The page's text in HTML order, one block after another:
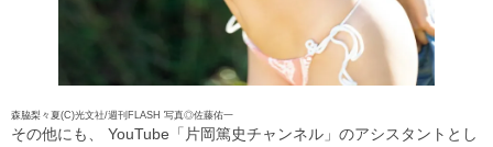
森脇梨々夏(C)光文社/週刊FLASH 写真◎佐藤佑一
その他にも、 YouTube「片岡篤史チャンネル」のアシスタントとし